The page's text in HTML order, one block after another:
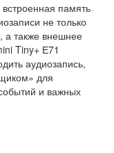
память
не только
а также внешнее
Tiny+ Е71
аудиозапись,
для
и важных